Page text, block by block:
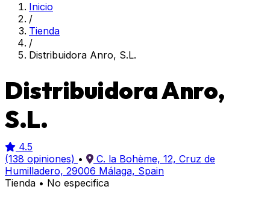
Inicio
/
Tienda
/
Distribuidora Anro, S.L.
Distribuidora Anro,
S.L.
4.5
(138 opiniones) •
C. la Bohème, 12, Cruz de
Humilladero, 29006 Málaga, Spain
Tienda • No especifica